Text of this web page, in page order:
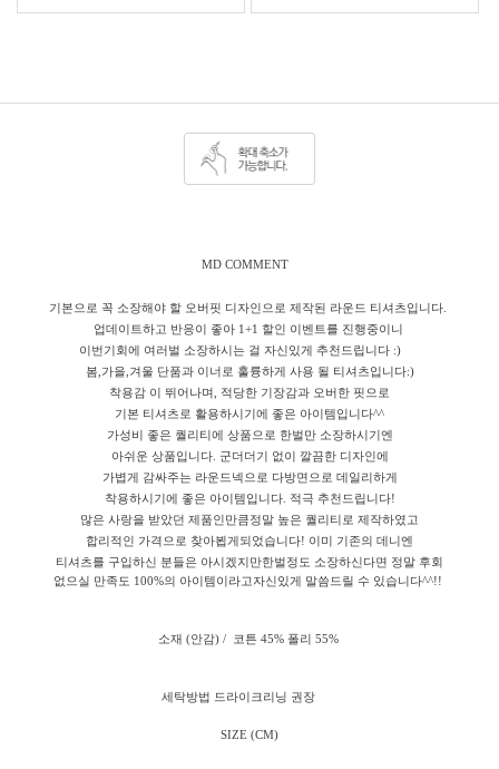
MD COMMENT
기본으로 꼭 소장해야 할 오버핏 디자인으로 제작된 라운드 티셔츠입니다.
업데이트하고 반응이 좋아 1+1 할인 이벤트를 진행중이니
이번기회에 여러벌 소장하시는 걸 자신있게 추천드립니다 :)
봄,가을,겨울 단품과 이너로 훌륭하게 사용 될 티셔츠입니다:)
착용감 이 뛰어나며, 적당한 기장감과 오버한 핏으로
기본 티셔츠로 활용하시기에 좋은 아이템입니다^^
가성비 좋은 퀄리티에 상품으로 한벌만 소장하시기엔
아쉬운 상품입니다. 군더더기 없이 깔끔한 디자인에
가볍게 감싸주는 라운드넥으로 다방면으로 데일리하게
착용하시기에 좋은 아이템입니다. 적극 추천드립니다!
많은 사랑을 받았던 제품인만큼정말 높은 퀄리티로 제작하였고
합리적인 가격으로 찾아뵙게되었습니다! 이미 기존의 데니엔
티셔츠를 구입하신 분들은 아시겠지만한벌정도 소장하신다면 정말 후회
없으실 만족도 100%의 아이템이라고자신있게 말씀드릴 수 있습니다^^!!
소재 (안감) / 코튼 45% 폴리 55%
세탁방법 드라이크리닝 권장
SIZE (CM)